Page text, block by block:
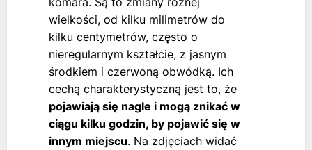
wielkości, od kilku milimetrów do
kilku centymetrów, często o
nieregularnym kształcie, z jasnym
środkiem i czerwoną obwódką. Ich
cechą charakterystyczną jest to, że
pojawiają się nagle i mogą znikać w
ciągu kilku godzin, by pojawić się w
innym miejscu. Na zdjęciach widać